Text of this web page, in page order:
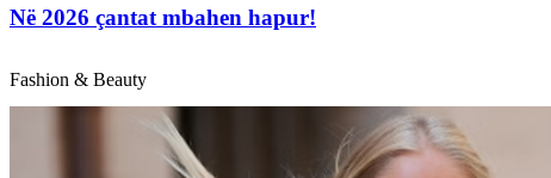
Në 2026 çantat mbahen hapur!
Fashion & Beauty